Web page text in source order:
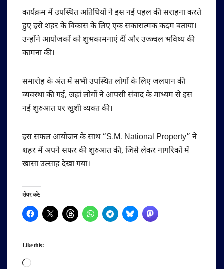
कार्यक्रम में उपस्थित अतिथियों ने इस नई पहल की सराहना करते
हुए इसे शहर के विकास के लिए एक सकारात्मक कदम बताया।
उन्होंने आयोजकों को शुभकामनाएं दीं और उज्ज्वल भविष्य की
कामना की।
समारोह के अंत में सभी उपस्थित लोगों के लिए जलपान की
व्यवस्था की गई, जहां लोगों ने आपसी संवाद के माध्यम से इस
नई शुरुआत पर खुशी व्यक्त की।
इस सफल आयोजन के साथ “S.M. National Property” ने
शहर में अपने सफर की शुरुआत की, जिसे लेकर नागरिकों में
खासा उत्साह देखा गया।
शेयर करें:
Like this:
Loading…